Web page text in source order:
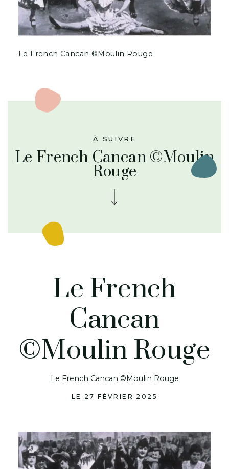
Le French Cancan ©Moulin Rouge
À SUIVRE
Le French Cancan ©Moulin
Rouge
Le French
Cancan
©Moulin Rouge
Le French Cancan ©Moulin Rouge
LE 27 FÉVRIER 2025